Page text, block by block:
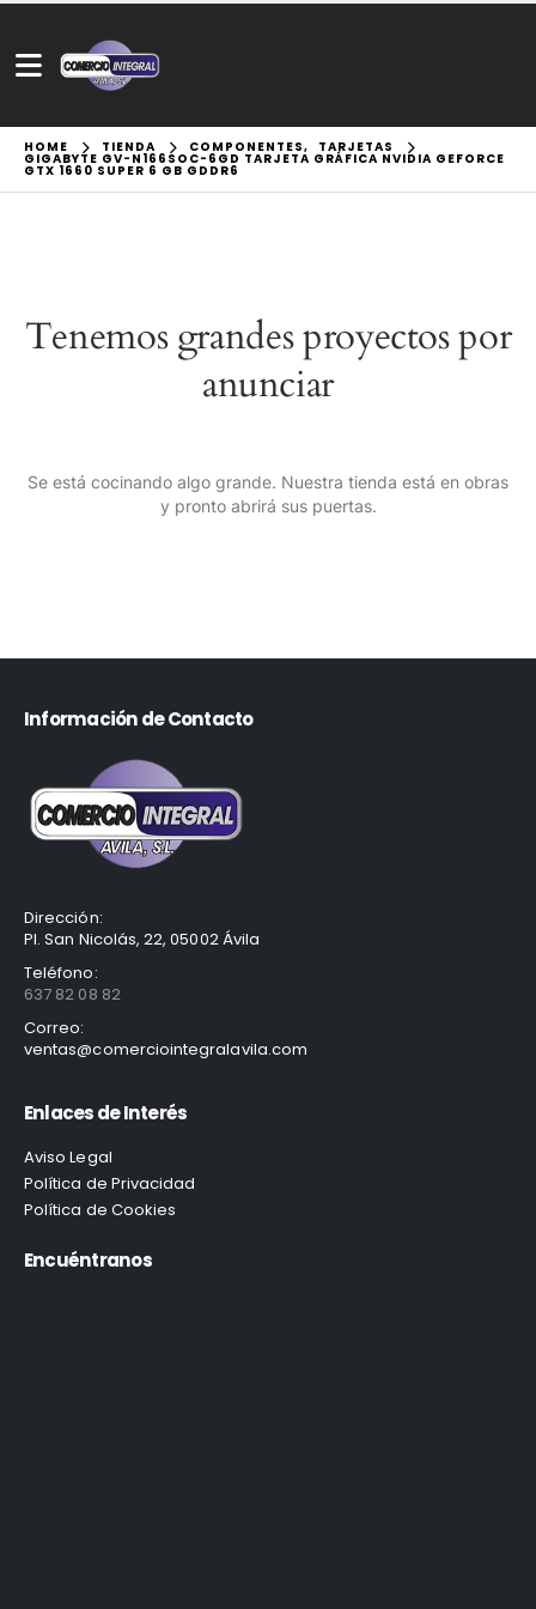
HOME TIENDA COMPONENTES, TARJETAS
GIGABYTE GV-N166SOC-6GD TARJETA GRÁFICA NVIDIA GEFORCE
GTX 1660 SUPER 6 GB GDDR6
Tenemos grandes proyectos por
anunciar
Se está cocinando algo grande. Nuestra tienda está en obras
y pronto abrirá sus puertas.
Información de Contacto
Dirección:
Pl. San Nicolás, 22, 05002 Ávila
Teléfono:
637 82 08 82
Correo:
ventas@comerciointegralavila.com
Enlaces de Interés
Aviso Legal
Política de Privacidad
Política de Cookies
Encuéntranos